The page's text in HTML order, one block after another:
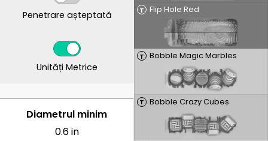
T Flip Hole Red
T Bobble Magic Marbles
T Bobble Crazy Cubes
Penetrare așteptată
Unități Metrice
CENTIMETRI
Diametrul minim
0.6 in